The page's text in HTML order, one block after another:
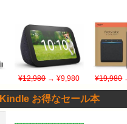
¥12,980→ ¥9,980 ¥19,980
Kindle お得なセール本